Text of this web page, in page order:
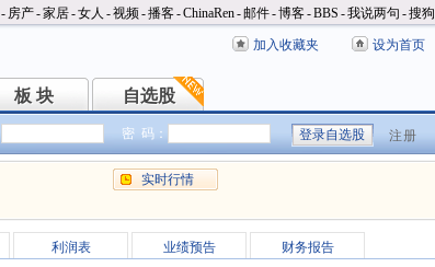
- 房产-家居-女人 -视频-播客-ChinaRen-邮件-博客-BBS -我说两句 -搜狗
加入收藏夹 设为首页
板 块
板 块 自选股
自选股
密 码： 注册
实时行情
利润表 业绩预告 财务报告